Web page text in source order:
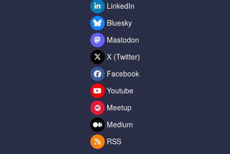
LinkedIn
Bluesky
Mastodon
X (Twitter)
Facebook
Youtube
Meetup
Medium
RSS